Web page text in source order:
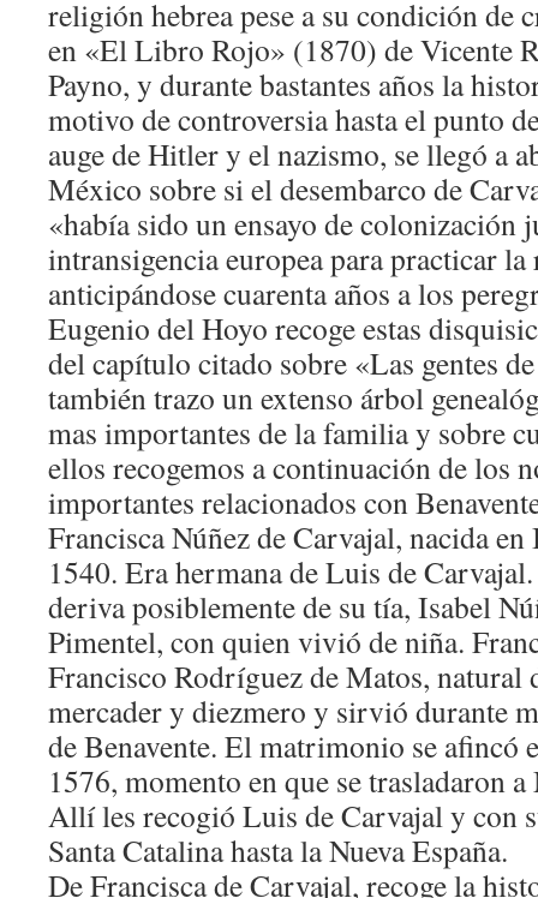
religión hebrea pese a su condición de
en «El Libro Rojo» (1870) de Vicente
Payno, y durante bastantes años la
motivo de controversia hasta el punto
auge de Hitler y el nazismo, se llegó a
México sobre si el desembarco de
«había sido un ensayo de colonización
intransigencia europea para practicar
anticipándose cuarenta años a los
Eugenio del Hoyo recoge estas
del capítulo citado sobre «Las gentes
también trazo un extenso árbol
mas importantes de la familia y sobre
ellos recogemos a continuación de los
importantes relacionados con
Francisca Núñez de Carvajal, nacida en
1540. Era hermana de Luis de
deriva posiblemente de su tía, Isabel
Pimentel, con quien vivió de niña.
Francisco Rodríguez de Matos, natural
mercader y diezmero y sirvió durante
de Benavente. El matrimonio se afincó
1576, momento en que se trasladaron
Allí les recogió Luis de Carvajal y con
Santa Catalina hasta la Nueva España.
De Francisca de Carvajal, recoge la